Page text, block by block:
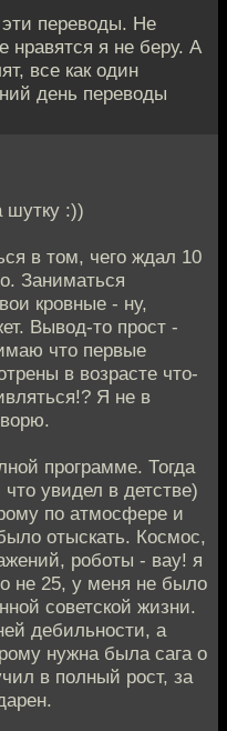
эти переводы. Не
нравятся я не беру. А
все как один
день переводы
шутку :))
в том, чего ждал 10
Заниматься
кровные - ну,
Вывод-то прост -
что первые
в возрасте что-
Я не в
программе. Тогда
увидел в детстве)
по атмосфере и
отыскать. Космос,
роботы - вау! я
не 25, у меня не было
советской жизни.
дебильности, а
нужна была сага о
в полный рост, за